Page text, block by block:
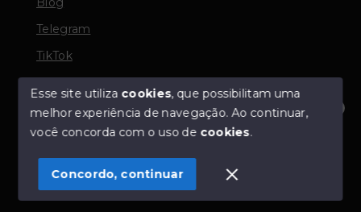
Olá! Estamos disponíveis para te ajudar.
Telegram
TikTok
© Copyright 2026 - TORQUATO ∴ Corretor de Imóveis
- CRECI 42643f | 136.004f Perito Avaliador CNAI 37357
SITE PARA IMOBILIARIA
Esse site utiliza cookies, que possibilitam uma
melhor experiência de navegação.Ao continuar,
você concorda com o uso de cookies.
Concordo, continuar